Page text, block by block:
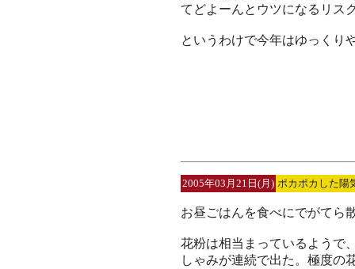
てどよーんとウツになるリス
というわけで今年はゆっくり
2005年03月21日(月) ポカポカした陽
お昼ごはんを食べにでがてら
花粉は相当まっているようで
しゃみが連続で出た。極度の